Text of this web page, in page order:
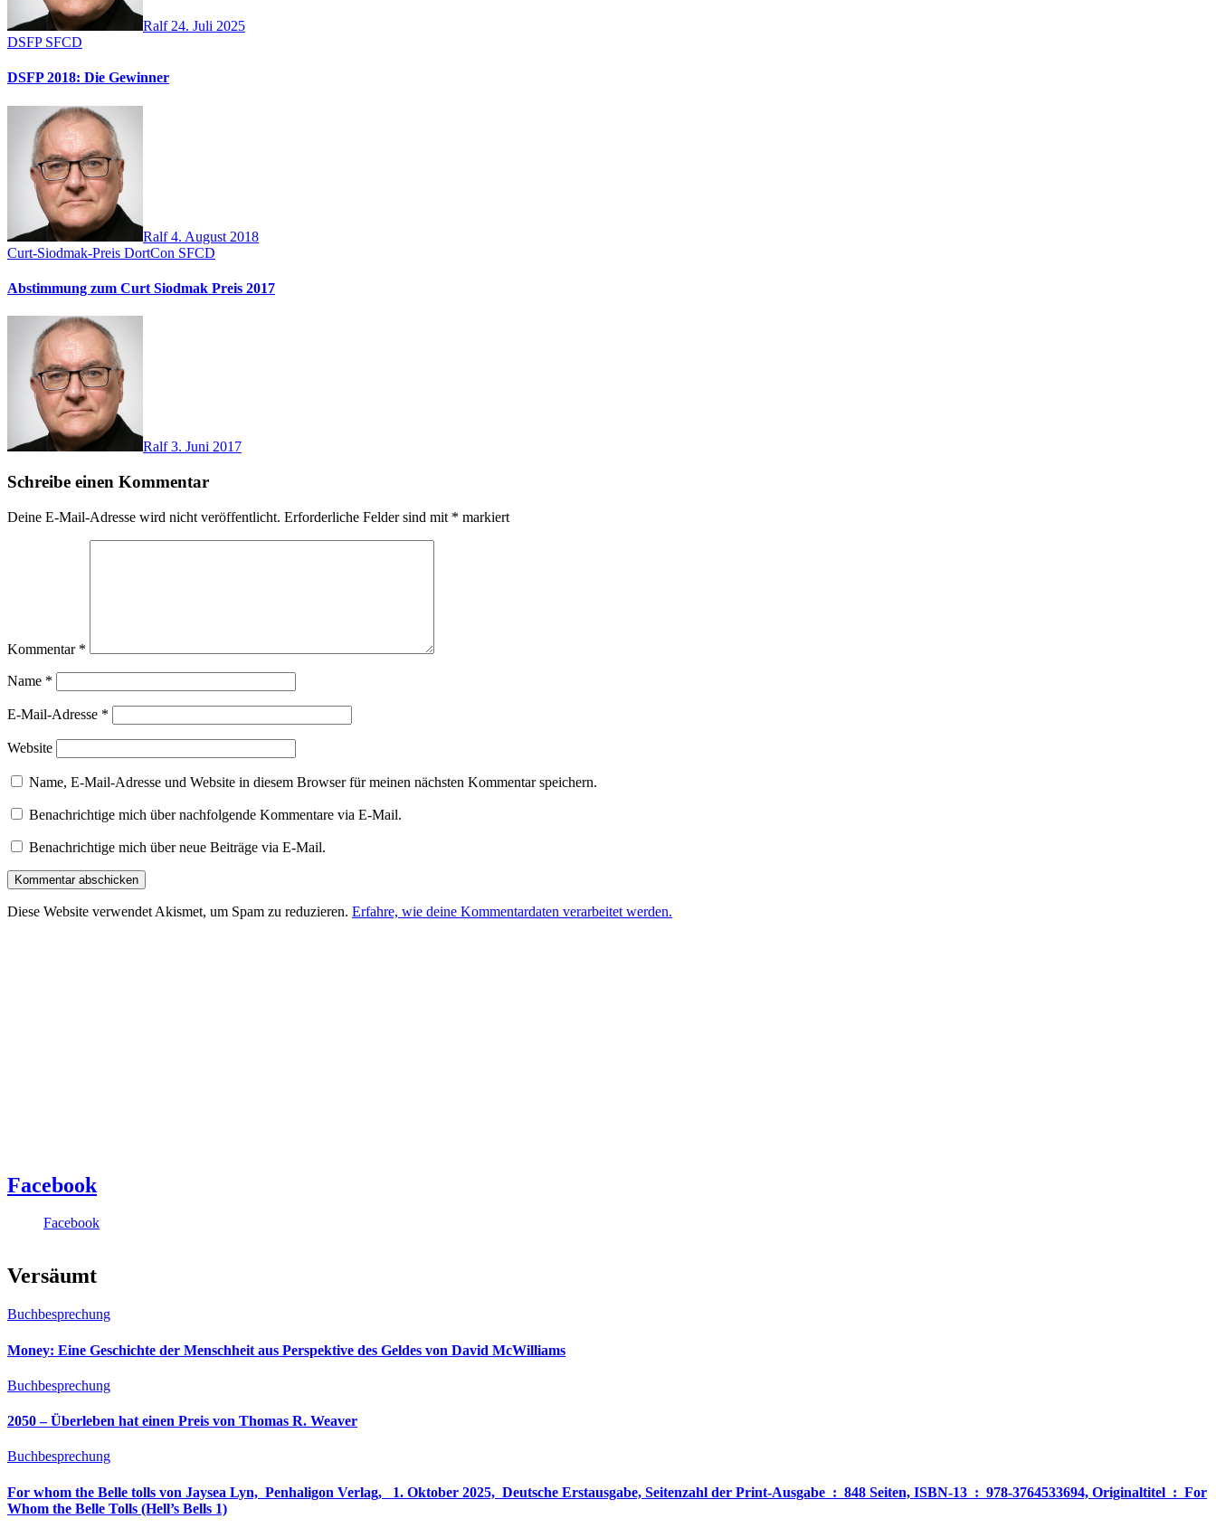
Ralf 24. Juli 2025
DSFP SFCD
DSFP 2018: Die Gewinner
Ralf4. August 2018
Curt-Siodmak-Preis DortCon SFCD
Abstimmung zum Curt Siodmak Preis 2017
Ralf3. Juni 2017
Schreibe einen Kommentar
Deine E-Mail-Adresse wird nicht veröffentlicht. Erforderliche Felder sind mit * markiert
Kommentar *
Name *
E-Mail-Adresse *
Website
Name, E-Mail-Adresse und Website in diesem Browser für meinen nächsten Kommentar speichern.
Benachrichtige mich über nachfolgende Kommentare via E-Mail.
Benachrichtige mich über neue Beiträge via E-Mail.
Diese Website verwendet Akismet, um Spam zu reduzieren. Erfahre, wie deine Kommentardaten verarbeitet werden.
Facebook
Facebook
Versäumt
Buchbesprechung
Money: Eine Geschichte der Menschheit aus Perspektive des Geldes von David McWilliams
Buchbesprechung
2050 – Überleben hat einen Preis von Thomas R. Weaver
Buchbesprechung
For whom the Belle tolls von Jaysea Lyn, ‎ Penhaligon Verlag, ‎ 1. Oktober 2025, ‎ Deutsche Erstausgabe, Seitenzahl der Print-Ausgabe ‏ : ‎ 848 Seiten, ISBN-13 ‏ : ‎ 978-3764533694, Originaltitel ‏ : ‎ For
Whom the Belle Tolls (Hell’s Bells 1)